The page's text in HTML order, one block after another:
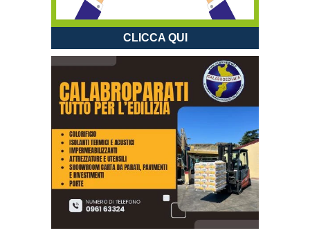
CLICCA QUI